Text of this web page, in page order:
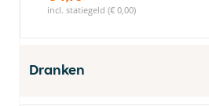
incl. statiegeld (€ 0,00)
Dranken